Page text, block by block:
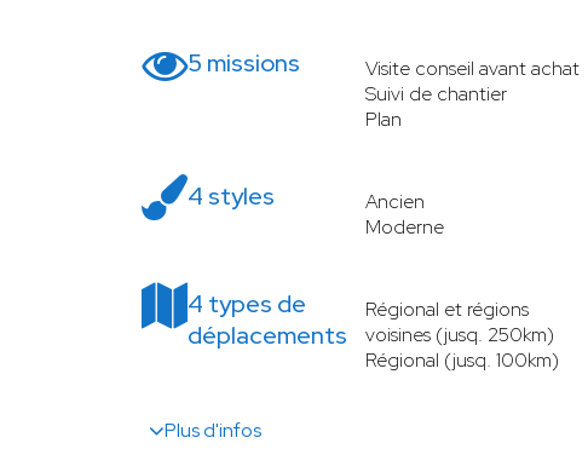
5 missions Visite conseil avant achat
Suivi de chantier
Plan
4 styles Ancien
Moderne
4 types de
déplacements
Régional et régions
voisines (jusq. 250km)
Régional (jusq. 100km)
Plus d'infos